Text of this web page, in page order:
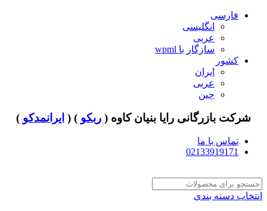
فارسی
انگلیسی
عربی
سازگار با wpml
کشور
ایران
عربی
چین
شرکت بازرگانی رایا بنیان کاوه ( ربکو ) ( ایرانمدکو )
تماس با ما
02133919171
انتخاب دسته بندی